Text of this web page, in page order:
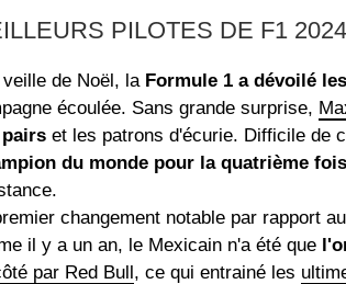
PILOTES DE F1
veille de Noël, la Formule 1 a dévoilé
écoulée. Sans grande surprise,
et les patrons d'écurie. Difficile de
du monde pour la quatrième fois
changement notable par rapport
il y a un an, le Mexicain n'a été que
par Red Bull, ce qui entrainé les